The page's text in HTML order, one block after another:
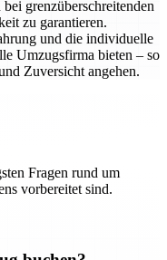
grenzüberschreitenden
zu garantieren.
und die individuelle
Umzugsfirma bieten – so
Zuversicht angehen.
Fragen rund um
vorbereitet sind.